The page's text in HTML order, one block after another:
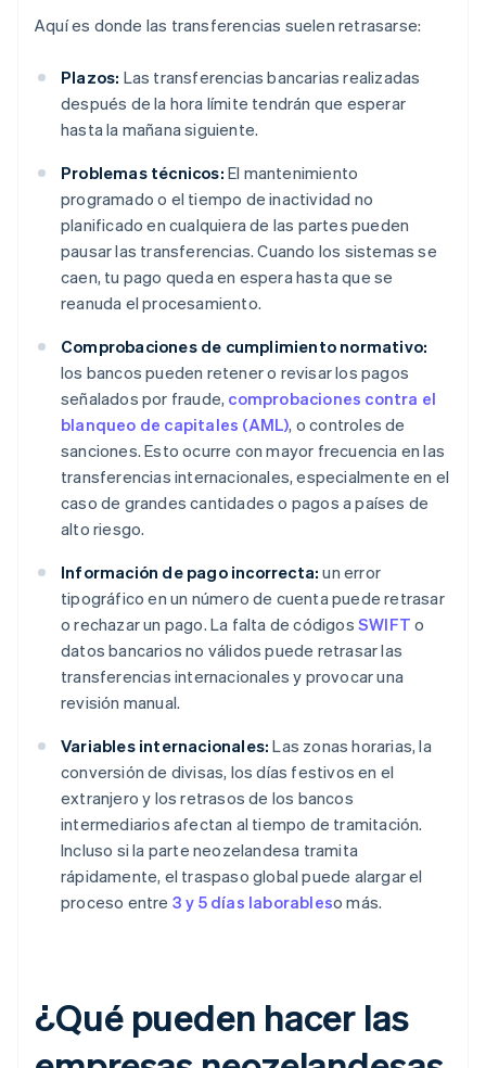
Aquí es donde las transferencias suelen retrasarse:
Plazos: Las transferencias bancarias realizadas
después de la hora límite tendrán que esperar
hasta la mañana siguiente.
Problemas técnicos: El mantenimiento
programado o el tiempo de inactividad no
planificado en cualquiera de las partes pueden
pausar las transferencias. Cuando los sistemas se
caen, tu pago queda en espera hasta que se
reanuda el procesamiento.
Comprobaciones de cumplimiento normativo:
los bancos pueden retener o revisar los pagos
señalados por fraude, comprobaciones contra el
blanqueo de capitales (AML), o controles de
sanciones. Esto ocurre con mayor frecuencia en las
transferencias internacionales, especialmente en el
caso de grandes cantidades o pagos a países de
alto riesgo.
Información de pago incorrecta: un error
tipográfico en un número de cuenta puede retrasar
o rechazar un pago. La falta de códigos SWIFT o
datos bancarios no válidos puede retrasar las
transferencias internacionales y provocar una
revisión manual.
Variables internacionales: Las zonas horarias, la
conversión de divisas, los días festivos en el
extranjero y los retrasos de los bancos
intermediarios afectan al tiempo de tramitación.
Incluso si la parte neozelandesa tramita
rápidamente, el traspaso global puede alargar el
proceso entre 3 y 5 días laborableso más.
¿Qué pueden hacer las